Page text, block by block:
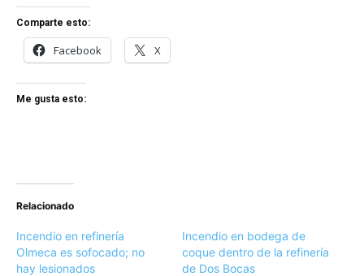
Comparte esto:
Facebook X
Me gusta esto:
Relacionado
Incendio en refinería
Olmeca es sofocado; no
hay lesionados
Incendio en bodega de
coque dentro de la refinería
de Dos Bocas